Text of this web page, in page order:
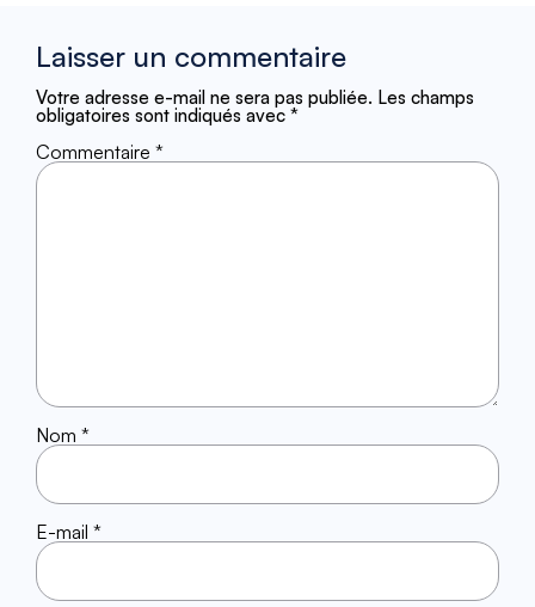
Laisser un commentaire
Votre adresse e-mail ne sera pas publiée. Les champs
obligatoires sont indiqués avec *
Commentaire *
Nom *
E-mail *